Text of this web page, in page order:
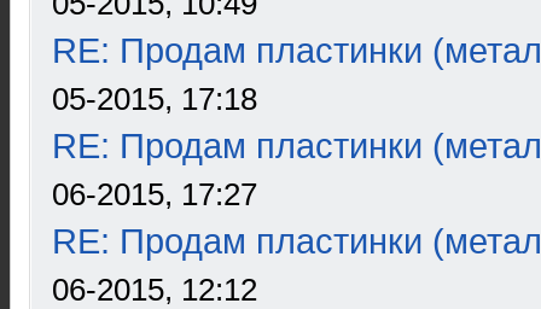
RE: Продам пластинки
05-2015, 17:18
RE: Продам пластинки
06-2015, 17:27
RE: Продам пластинки
06-2015, 12:12